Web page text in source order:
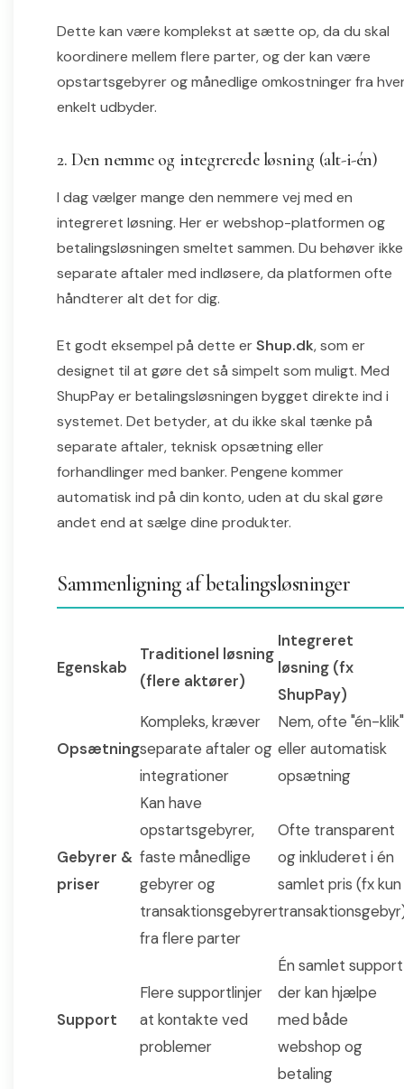
Dette kan være komplekst at sætte op, da du skal
koordinere mellem flere parter, og der kan være
opstartsgebyrer og månedlige omkostninger fra
enkelt udbyder.
2. Den nemme og integrerede løsning (alt-i-én)
I dag vælger mange den nemmere vej med en
integreret løsning. Her er webshop-platformen og
betalingsløsningen smeltet sammen. Du behøver ikke
separate aftaler med indløsere, da platformen ofte
håndterer alt det for dig.
Et godt eksempel på dette erShup.dk, som er
designet til at gøre det så simpelt som muligt. Med
ShupPay er betalingsløsningen bygget direkte ind i
systemet. Det betyder, at du ikke skal tænke på
separate aftaler, teknisk opsætning eller
forhandlinger med banker. Pengene kommer
automatisk ind på din konto, uden at du skal gøre
andet end at sælge dine produkter.
Sammenligning af betalingsløsninger
Egenskab
Traditionel løsning
(flere aktører)
Integreret
løsning (fx
ShupPay)
Opsætning
Kompleks, kræver
separate aftaler og
integrationer
Nem, ofte "én-klik"
eller automatisk
opsætning
Gebyrer &
priser
Kan have
opstartsgebyrer,
faste månedlige
gebyrer og
transaktionsgebyrer
fra flere parter
Ofte transparent
og inkluderet i én
samlet pris (fx kun
Support
Flere supportlinjer
at kontakte ved
problemer
Én samlet
der kan hjælpe
med både
webshop og
betaling